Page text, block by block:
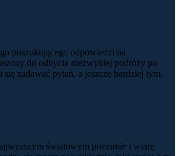
poszukującego odpowiedzi na
do odbycia niezwykłej podróży po
zadawać pytań, a jeszcze bardziej tym,
światowym poziomie i wiarę